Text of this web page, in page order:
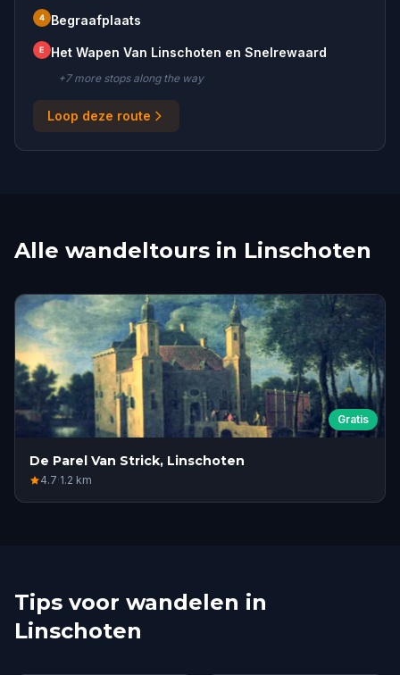
4 Begraafplaats
E Het Wapen Van Linschoten en Snelrewaard
+7more stopsalong the way
Loop deze route
Alle wandeltours in Linschoten
Gratis
De Parel Van Strick, Linschoten
4.7·1.2 km
Tips voor wandelen in
Linschoten